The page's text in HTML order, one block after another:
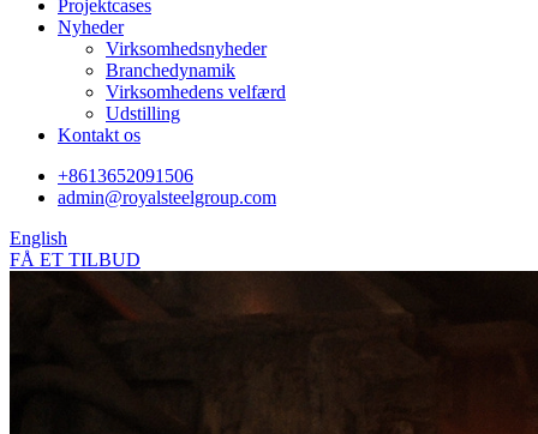
Projektcases
Nyheder
Virksomhedsnyheder
Branchedynamik
Virksomhedens velfærd
Udstilling
Kontakt os
+8613652091506
admin@royalsteelgroup.com
English
FÅ ET TILBUD